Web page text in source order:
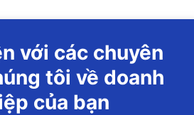
với các chuyên
tôi về doanh
của bạn